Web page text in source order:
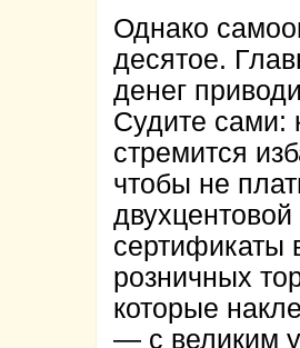
Однако
десятое.
денег
Судите сами:
стремится
чтобы не
сертификаты
розничных
которые
— с великим